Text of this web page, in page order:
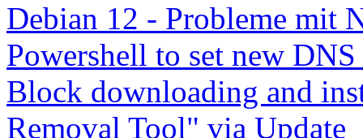
Debian 12 - Probleme mit
Powershell to set new
Block downloading and
Removal Tool" via Update